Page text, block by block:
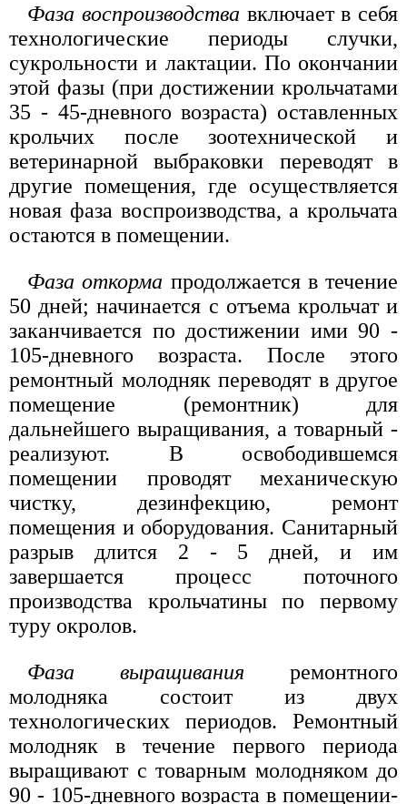
Фаза воспроизводства включает в себя
технологические периоды случки,
сукрольности и лактации. По окончании
этой фазы (при достижении крольчатами
35 - 45-дневного возраста) оставленных
крольчих после зоотехнической и
ветеринарной выбраковки переводят в
другие помещения, где осуществляется
новая фаза воспроизводства, а крольчата
остаются в помещении.
Фаза откорма продолжается в течение
50 дней; начинается с отъема крольчат и
заканчивается по достижении ими 90 -
105-дневного возраста. После этого
ремонтный молодняк переводят в другое
помещение (ремонтник) для
дальнейшего выращивания, а товарный -
реализуют. В освободившемся
помещении проводят механическую
чистку, дезинфекцию, ремонт
помещения и оборудования. Санитарный
разрыв длится 2 - 5 дней, и им
завершается процесс поточного
производства крольчатины по первому
туру окролов.
Фаза выращивания ремонтного
молодняка состоит из двух
технологических периодов. Ремонтный
молодняк в течение первого периода
выращивают с товарным молодняком до
90 - 105-дневного возраста в помещении-